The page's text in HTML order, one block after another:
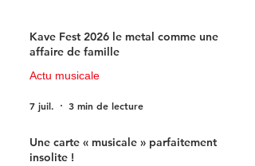
Kave Fest 2026 le metal comme une
affaire de famille
Actu musicale
7 juil. 3 min de lecture
Une carte « musicale » parfaitement
insolite !